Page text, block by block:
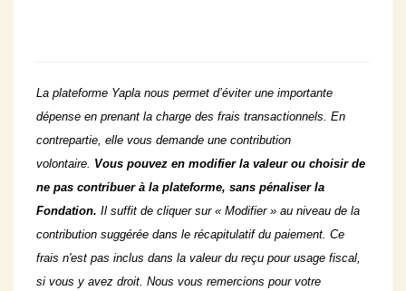
La plateforme Yapla nous permet d’éviter une importante
dépense en prenant la charge des frais transactionnels. En
contrepartie, elle vous demande une contribution
volontaire. Vous pouvez en modifier la valeur ou choisir de
ne pas contribuer à la plateforme, sans pénaliser la
Fondation. Il suffit de cliquer sur « Modifier » au niveau de la
contribution suggérée dans le récapitulatif du paiement. Ce
frais n'est pas inclus dans la valeur du reçu pour usage fiscal,
si vous y avez droit. Nous vous remercions pour votre